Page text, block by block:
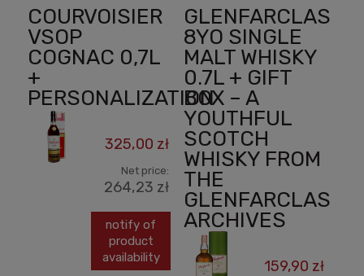
COURVOISIER
VSOP
COGNAC 0,7L
+
PERSONALIZATION
325,00 zł
Net price:
264,23 zł
notify of
product
availability
GLENFARCLAS
8YO SINGLE
MALT WHISKY
0.7L + GIFT
BOX – A
YOUTHFUL
SCOTCH
WHISKY FROM
THE
GLENFARCLAS
ARCHIVES
159,90 zł